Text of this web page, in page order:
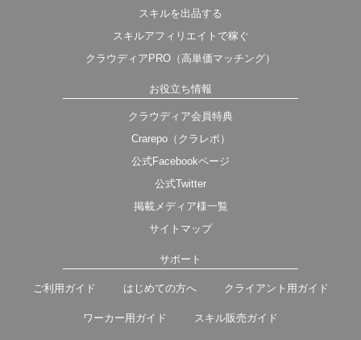
スキルを出品する
スキルアフィリエイトで稼ぐ
クラウディアPRO（高単価マッチング）
お役立ち情報
クラウディア会員特典
Crarepo（クラレポ）
公式Facebookページ
公式Twitter
掲載メディア様一覧
サイトマップ
サポート
ご利用ガイド はじめての方へ クライアント用ガイド
ワーカー用ガイド スキル販売ガイド